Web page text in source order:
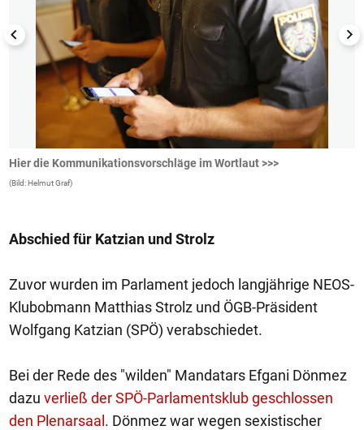
Hier die Kommunikationsvorschläge im Wortlaut >>>
(Bild: Helmut Graf)
Abschied für Katzian und Strolz
Zuvor wurden im Parlament jedoch langjährige NEOS-
Klubobmann Matthias Strolz und ÖGB-Präsident
Wolfgang Katzian (SPÖ) verabschiedet.
Bei der Rede des "wilden" Mandatars Efgani Dönmez
dazu verließ der SPÖ-Parlamentsklub geschlossen
den Plenarsaal. Dönmez war wegen sexistischer